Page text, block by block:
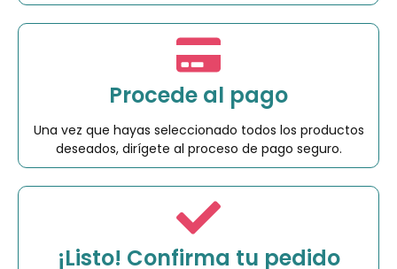
Procede al pago
Una vez que hayas seleccionado todos los productos
deseados, dirígete al proceso de pago seguro.
¡Listo! Confirma tu pedido